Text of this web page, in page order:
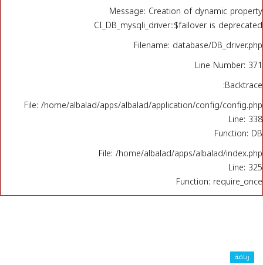
Message: Creation of dynamic property
CI_DB_mysqli_driver::$failover is deprecated
Filename: database/DB_driver.php
Line Number: 371
Backtrace:
File: /home/albalad/apps/albalad/application/config/config.php
Line: 338
Function: DB
File: /home/albalad/apps/albalad/index.php
Line: 325
Function: require_once
رياضة